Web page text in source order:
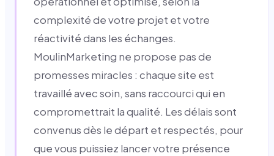
complexité de votre projet et votre
réactivité dans les échanges.
MoulinMarketing ne propose pas de
promesses miracles : chaque site est
travaillé avec soin, sans raccourci qui en
compromettrait la qualité. Les délais sont
convenus dès le départ et respectés, pour
que vous puissiez lancer votre présence